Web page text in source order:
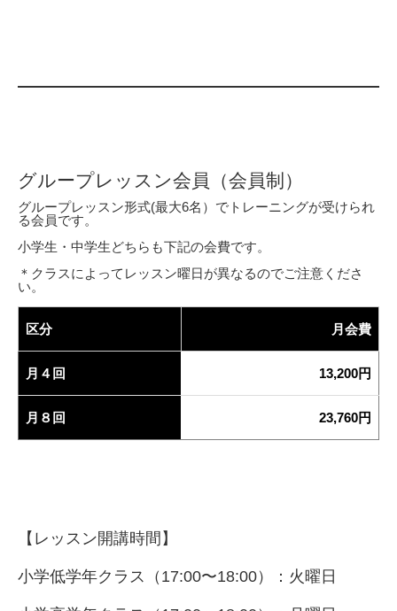
グループレッスン会員（会員制）
グループレッスン形式(最大6名）でトレーニングが受けられ
る会員です。
小学生・中学生どちらも下記の会費です。
＊クラスによってレッスン曜日が異なるのでご注意くださ
い。
区分 月会費
月４回 13,200円
月８回 23,760円
【レッスン開講時間】
小学低学年クラス（17:00〜18:00）：火曜日